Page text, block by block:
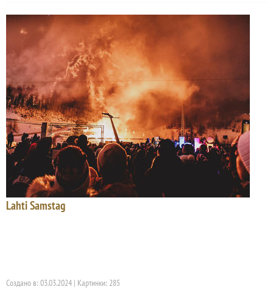
Lahti Samstag
Создано в: 03.03.2024 | Картинки: 285